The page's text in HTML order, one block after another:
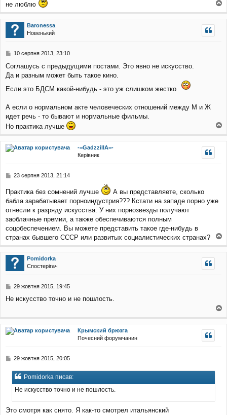
о
м
л
е
н
я
не люблю
о
г
Baronessa
Новенький
П
в
і
о
л
н
н
я
10 серпня 2013, 23:10
Соглашусь с предыдущими постами. Это явно не искусство.
Да и разным может быть такое кино.
Если это БДСМ какой-нибудь - это уж слишком жестко
А если о нормальном акте человеческих отношений между М и Ж
идет речь - то бывают и нормальные фильмы.
Но практика лучше
г
-=GadzzillA=-
Керівник
П
в
д
о
м
л
е
н
н
я
23 серпня 2013, 21:14
Практика без сомнений лучше
А вы представляете, сколько
бабла зарабатывает порноиндустрия??? Кстати на западе порно уже
отнесли к разряду искусства. У них порнозвезды получают
заоблачные премии, а также обеспечиваются полным
соцобеспечением. Вы можете представить такое где-нибудь в
странах бывшего СССР или развитых социалистических странах?
о
г
Pomidorka
Спостерігач
П
в
о
м
н
29 жовтня 2015, 19:45
Не искусство точно и не пошлость.
г
Крымский брюзга
Почесний форумчанин
П
в
л
29 жовтня 2015, 20:05
Pomidorka писав:
Не искусство точно и не пошлость.
Это смотря как снято. Я как-то смотрел итальянский